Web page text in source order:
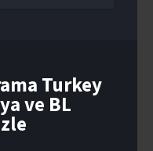
Turkey
ve BL